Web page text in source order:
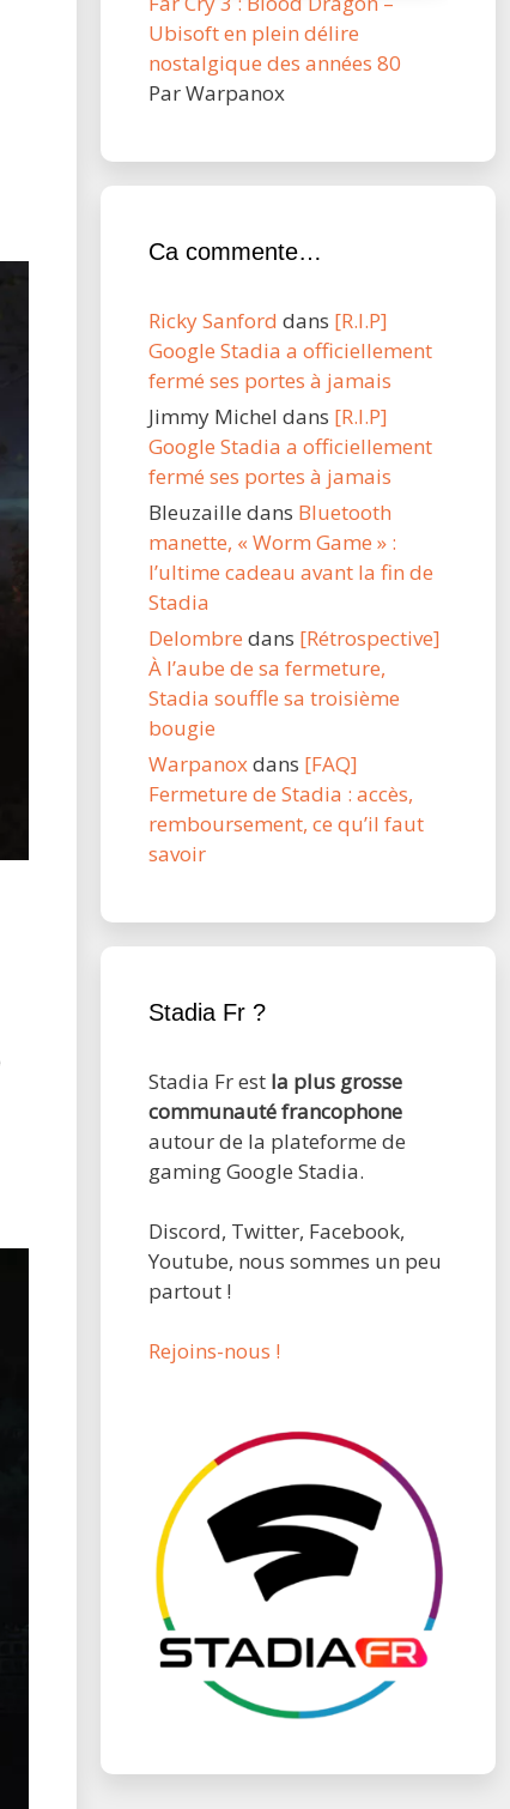
Ubisoft en plein délire
nostalgique des années 80
Par Warpanox
Ca commente…
Ricky Sanford dans [R.I.P]
Google Stadia a officiellement
fermé ses portes à jamais
Jimmy Michel dans [R.I.P]
Google Stadia a officiellement
fermé ses portes à jamais
Bleuzaille dans Bluetooth
manette, « Worm Game » :
l’ultime cadeau avant la fin de
Stadia
Delombre dans [Rétrospective]
À l’aube de sa fermeture,
Stadia souffle sa troisième
bougie
Warpanoxdans [FAQ]
Fermeture de Stadia : accès,
remboursement, ce qu’il faut
savoir
Stadia Fr ?
Stadia Fr est la plus grosse
communauté francophone
autour de la plateforme de
gaming Google Stadia.
Discord, Twitter, Facebook,
Youtube, nous sommes un peu
partout !
Rejoins-nous !